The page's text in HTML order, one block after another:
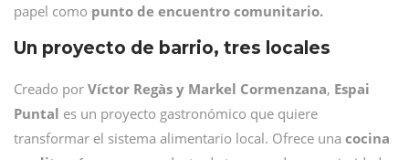
papel como punto de encuentro comunitario.
Un proyecto de barrio, tres locales
Creado por Víctor Regàs y Markel Cormenzana, Espai
Puntal es un proyecto gastronómico que quiere
transformar el sistema alimentario local. Ofrece una cocina